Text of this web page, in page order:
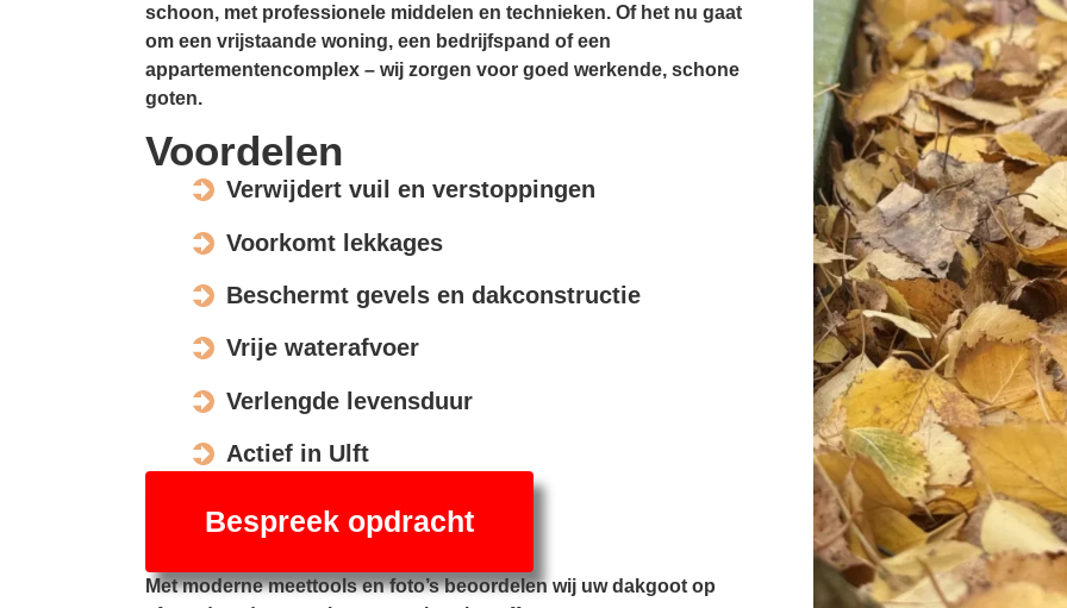
schoon, met professionele middelen en technieken. Of het nu gaat
om een vrijstaande woning, een bedrijfspand of een
appartementencomplex – wij zorgen voor goed werkende, schone
goten.
Voordelen
Verwijdert vuil en verstoppingen
Voorkomt lekkages
Beschermt gevels en dakconstructie
Vrije waterafvoer
Verlengde levensduur
Actief in Ulft
Bespreek opdracht
Met moderne meettools en foto’s beoordelen wij uw dakgoot op